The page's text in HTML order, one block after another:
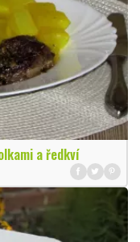
a ředkví